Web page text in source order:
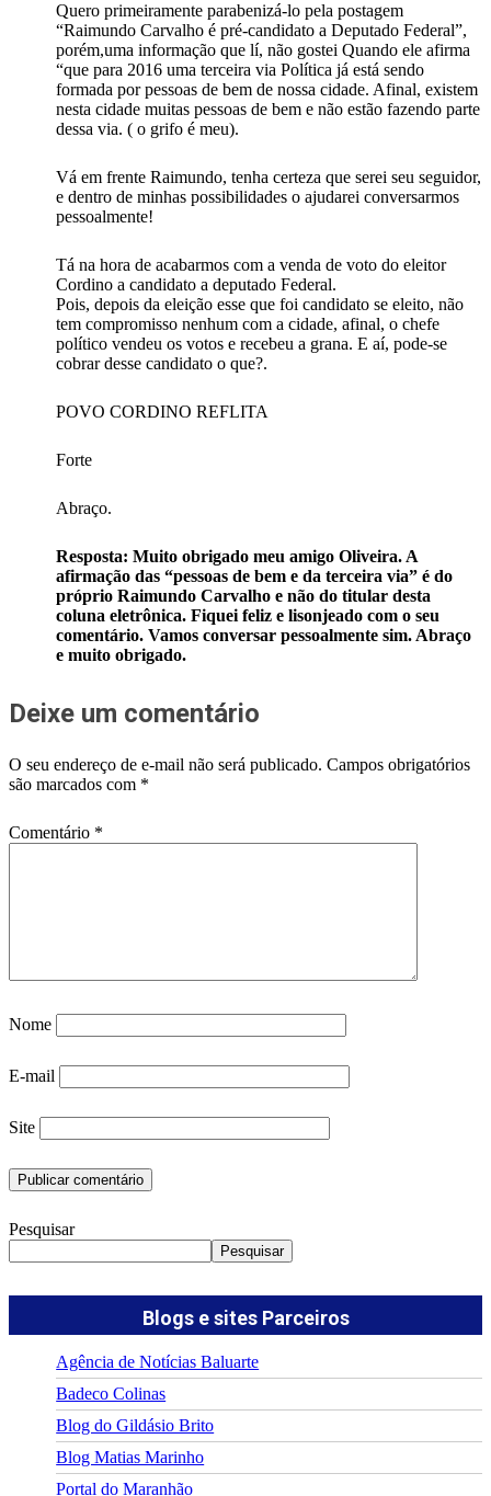
Quero primeiramente parabenizá-lo pela postagem
“Raimundo Carvalho é pré-candidato a Deputado Federal”,
porém,uma informação que lí, não gostei Quando ele afirma
“que para 2016 uma terceira via Política já está sendo
formada por pessoas de bem de nossa cidade. Afinal, existem
nesta cidade muitas pessoas de bem e não estão fazendo parte
dessa via. ( o grifo é meu).
Vá em frente Raimundo, tenha certeza que serei seu seguidor,
e dentro de minhas possibilidades o ajudarei conversarmos
pessoalmente!
Tá na hora de acabarmos com a venda de voto do eleitor
Cordino a candidato a deputado Federal.
Pois, depois da eleição esse que foi candidato se eleito, não
tem compromisso nenhum com a cidade, afinal, o chefe
político vendeu os votos e recebeu a grana. E aí, pode-se
cobrar desse candidato o que?.
POVO CORDINO REFLITA
Forte
Abraço.
Resposta: Muito obrigado meu amigo Oliveira. A
afirmação das “pessoas de bem e da terceira via” é do
próprio Raimundo Carvalho e não do titular desta
coluna eletrônica. Fiquei feliz e lisonjeado com o seu
comentário. Vamos conversar pessoalmente sim. Abraço
e muito obrigado.
Deixe um comentário
O seu endereço de e-mail não será publicado. Campos obrigatórios
são marcados com *
Comentário *
Nome
E-mail
Site
Pesquisar
Pesquisar
Blogs e sites Parceiros
Agência de Notícias Baluarte
Badeco Colinas
Blog do Gildásio Brito
Blog Matias Marinho
Portal do Maranhão